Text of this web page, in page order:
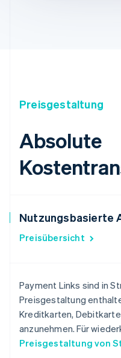
Preisgestaltung
Absolute
Nutzungsbasierte
Preisübersicht
Payment Links sind in
Preisgestaltung
Kreditkarten,
anzunehmen. Für
Preisgestaltung von